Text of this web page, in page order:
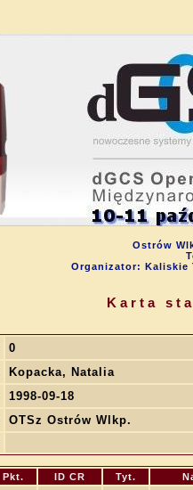
Ostrów
Organizator: Kaliskie
Karta
0
Kopacka, Natalia
1998-09-18
OTSz Ostrów Wlkp.
Pkt. ID CR Tyt.